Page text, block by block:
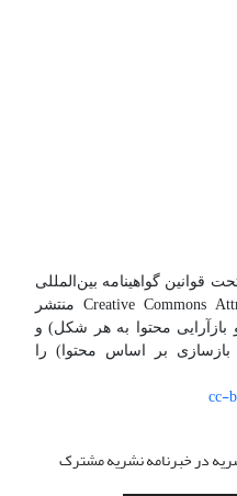
قوانین گواهینامه بین‌المللی
Creative Commons Attribution 4.0 International License منتشر
محتوا به هر شکل) و
بازسازی بر اساس محتوا) را
در خبرنامه نشریه مشترک